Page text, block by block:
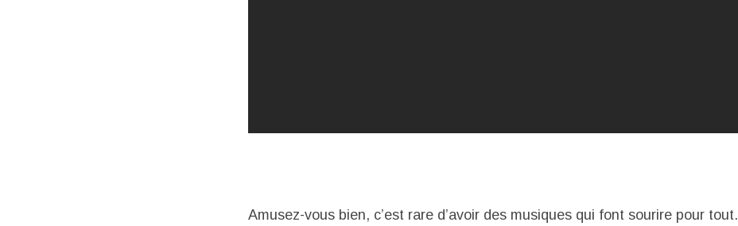
Amusez-vous bien, c’est rare d’avoir des musiques qui font sourire pour tout.